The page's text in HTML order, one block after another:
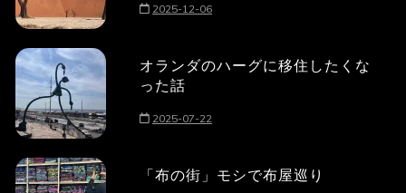
2025-12-06
オランダのハーグに移住したくな
った話
2025-07-22
「布の街」モシで布屋巡り